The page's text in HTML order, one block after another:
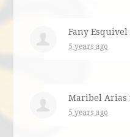
Fany Esquivel
5 years ago
Maribel Arias
5 years ago